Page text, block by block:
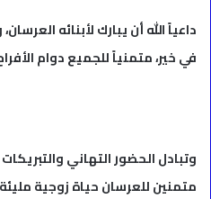
داعياً الله أن يبارك لأبنائه
في خير، متمنياً للجميع دوام
وتبادل الحضور التهاني
متمنين للعرسان حياة زوجية